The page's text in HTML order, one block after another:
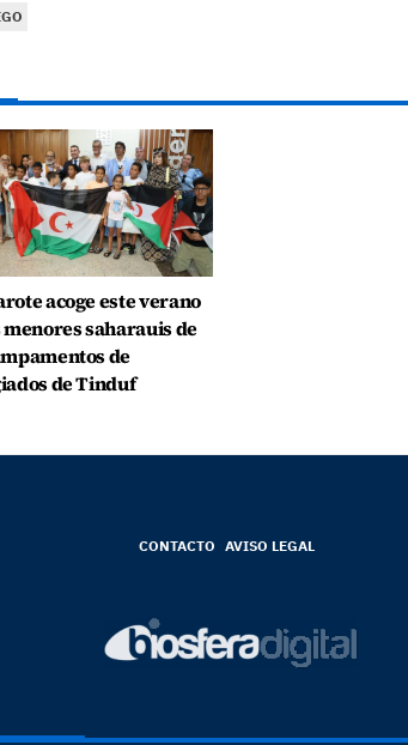
acoge este verano
menores saharauis de
de
de Tinduf
CONTACTO AVISO LEGAL